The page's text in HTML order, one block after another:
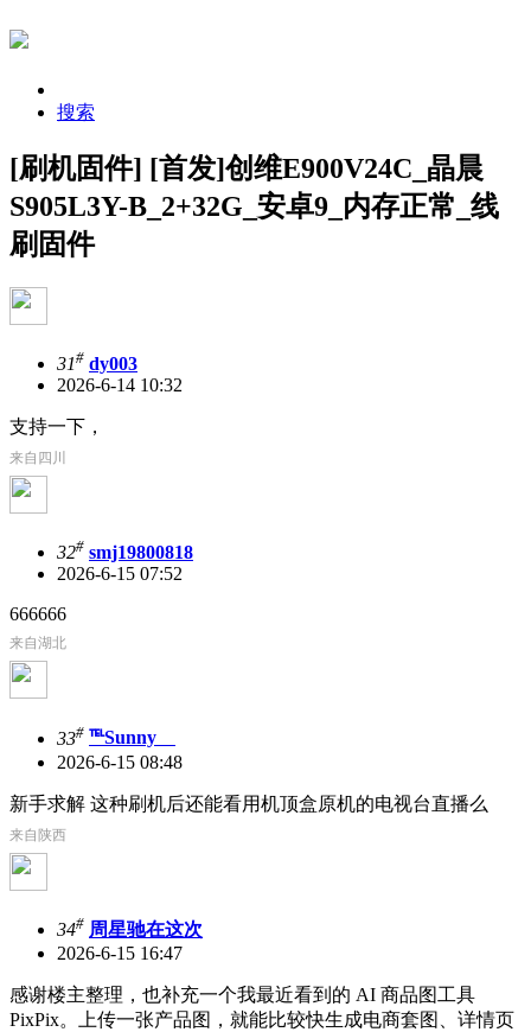
搜索
[刷机固件] [首发]创维E900V24C_晶晨
S905L3Y-B_2+32G_安卓9_内存正常_线
刷固件
31# dy003
2026-6-14 10:32
支持一下，
来自四川
32# smj19800818
2026-6-15 07:52
666666
来自湖北
33# ℡Sunnyゞ
2026-6-15 08:48
新手求解 这种刷机后还能看用机顶盒原机的电视台直播么
来自陕西
34# 周星驰在这次
2026-6-15 16:47
感谢楼主整理，也补充一个我最近看到的 AI 商品图工具
PixPix。上传一张产品图，就能比较快生成电商套图、详情页